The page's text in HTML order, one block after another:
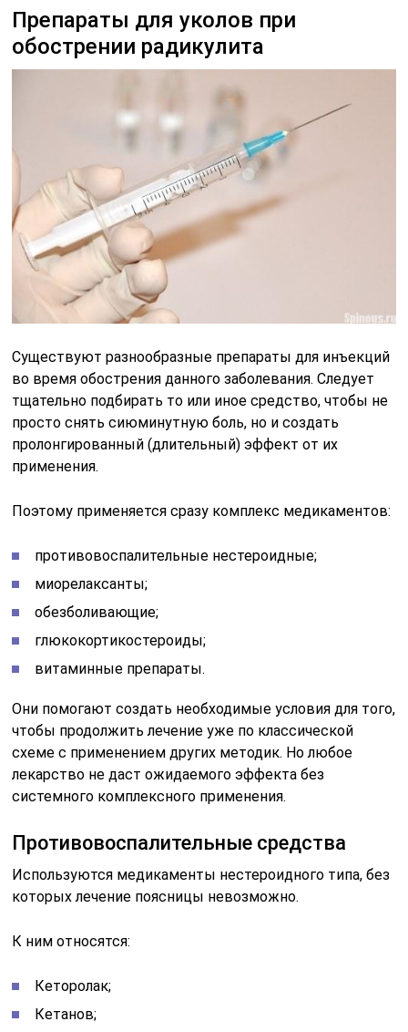
Препараты для уколов при
обострении радикулита
Существуют разнообразные препараты для инъекций
во время обострения данного заболевания. Следует
тщательно подбирать то или иное средство, чтобы не
просто снять сиюминутную боль, но и создать
пролонгированный (длительный) эффект от их
применения.
Поэтому применяется сразу комплекс медикаментов:
противовоспалительные нестероидные;
миорелаксанты;
обезболивающие;
глюкокортикостероиды;
витаминные препараты.
Они помогают создать необходимые условия для того,
чтобы продолжить лечение уже по классической
схеме с применением других методик. Но любое
лекарство не даст ожидаемого эффекта без
системного комплексного применения.
Противовоспалительные средства
Используются медикаменты нестероидного типа, без
которых лечение поясницы невозможно.
К ним относятся:
Кеторолак;
Кетанов;